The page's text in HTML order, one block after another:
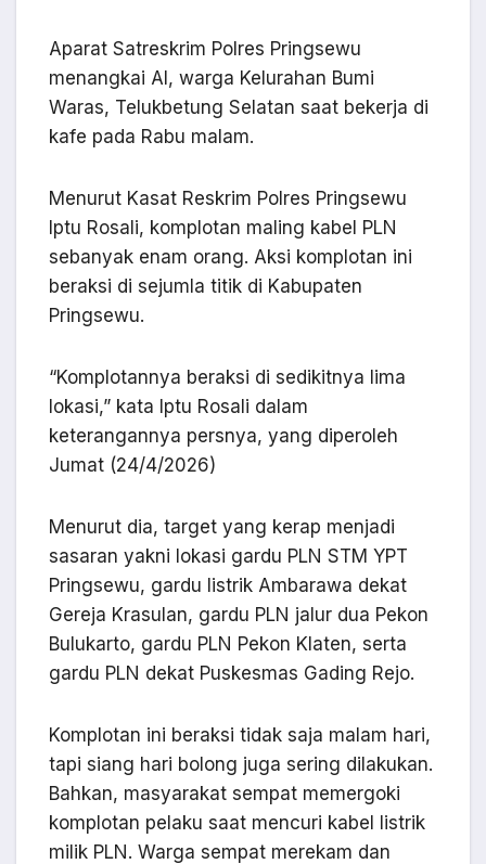
Aparat Satreskrim Polres Pringsewu
menangkai AI, warga Kelurahan Bumi
Waras, Telukbetung Selatan saat bekerja di
kafe pada Rabu malam.
Menurut Kasat Reskrim Polres Pringsewu
Iptu Rosali, komplotan maling kabel PLN
sebanyak enam orang. Aksi komplotan ini
beraksi di sejumla titik di Kabupaten
Pringsewu.
“Komplotannya beraksi di sedikitnya lima
lokasi,” kata Iptu Rosali dalam
keterangannya persnya, yang diperoleh
Jumat (24/4/2026)
Menurut dia, target yang kerap menjadi
sasaran yakni lokasi gardu PLN STM YPT
Pringsewu, gardu listrik Ambarawa dekat
Gereja Krasulan, gardu PLN jalur dua Pekon
Bulukarto, gardu PLN Pekon Klaten, serta
gardu PLN dekat Puskesmas Gading Rejo.
Komplotan ini beraksi tidak saja malam hari,
tapi siang hari bolong juga sering dilakukan.
Bahkan, masyarakat sempat memergoki
komplotan pelaku saat mencuri kabel listrik
milik PLN. Warga sempat merekam dan